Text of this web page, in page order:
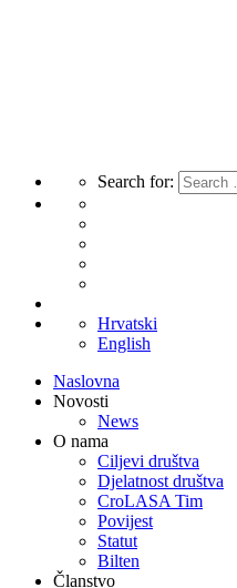
Search for:
Hrvatski
English
Naslovna
Novosti
News
O nama
Ciljevi društva
Djelatnost društva
CroLASA Tim
Povijest
Statut
Bilten
Članstvo